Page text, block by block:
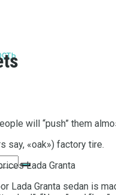
will “push” them
say, «oak») factory tire.
Lada Granta
Lada Granta sedan is